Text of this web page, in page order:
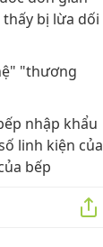
bị lừa dối
"thương
nhập khẩu
linh kiện của
bếp